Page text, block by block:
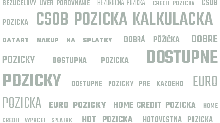
BEZÚČELOVÝ ÚVER POROVNANIE
BEZÚROČNÁ PÔŽIČKA CREDIT POZICKA
CSOB
POZICKA
CSOB POZICKA KALKULACKA
DATART NAKUP NA SPLATKY DOBRÁ PÔŽIČKA
DOBRE
POZICKY
DOSTUPNA POZICKA
DOSTUPNE
POZICKY
DOSTUPNE POZICKY PRE KAZDEHO
EURO
POZICKA EURO POZICKY HOME CREDIT POZICKA
HOME
CREDIT VYPOCET SPLATOK
HOT POZICKA HOTOVOSTNA POZICKA